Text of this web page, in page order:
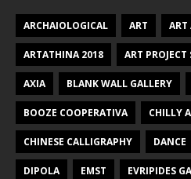
ARCHAIOLOGICAL ART ART
ARTATHINA 2018 ART PROJECT
AXIA BLANK WALL GALLERY
BOOZE COOPERATIVA CHILLY
CHINESE CALLIGRAPHY DANCE
DIPOLA EMST EVRIPIDES